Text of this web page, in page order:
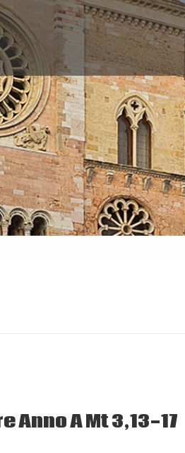
Anno A Mt 3,13-17